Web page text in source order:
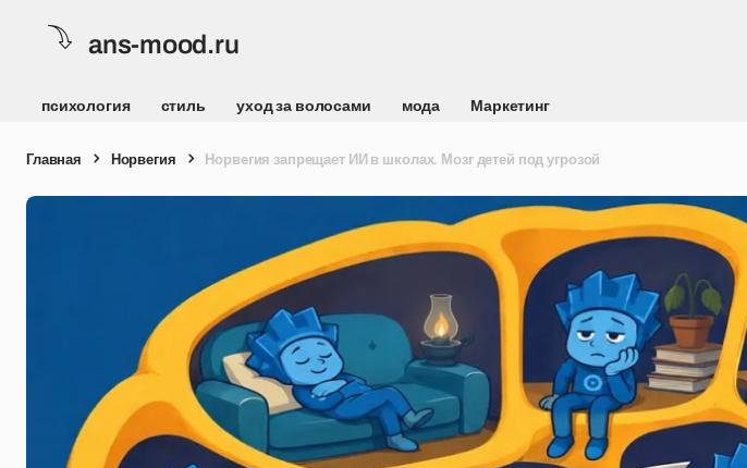
ans-mood.ru
психология стиль уход за волосами мода Маркетинг
Главная Норвегия Норвегия запрещает ИИ в школах. Мозг детей под угрозой